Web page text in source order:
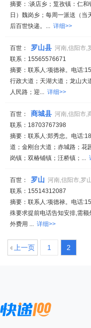
摘要：:谈店乡；踅孜镇：仁
日）魏岗乡；每周一派送（当
后百世快递。... 详细>>
百世： 罗山县 河南,信阳市,
联系：15565576671
摘要：联系人:项德禄。电话
行政大道；天湖大道；龙山大
人民路；迎... 详细>>
百世： 商城县 河南,信阳市,
联系：18703767398
摘要：联系人:郑秀忠。电话
道；金刚台大道；赤城路；花
岗镇；双椿铺镇；汪桥镇；...
百世： 罗山 河南,信阳市,罗
联系：15514312087
摘要：联系人:项德禄。电话
殊要求提前电话告知安排,需
外费用 ... 详细>>
上一页 1 2